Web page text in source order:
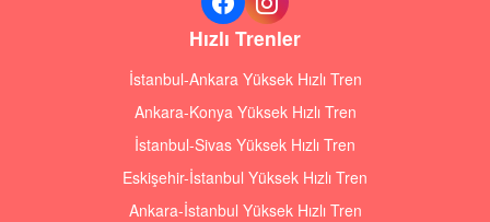
Hızlı Trenler
İstanbul-Ankara Yüksek Hızlı Tren
Ankara-Konya Yüksek Hızlı Tren
İstanbul-Sivas Yüksek Hızlı Tren
Eskişehir-İstanbul Yüksek Hızlı Tren
Ankara-İstanbul Yüksek Hızlı Tren